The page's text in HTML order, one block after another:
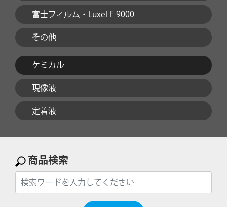
富士フィルム・Luxel F-9000
その他
ケミカル
現像液
定着液
商品検索